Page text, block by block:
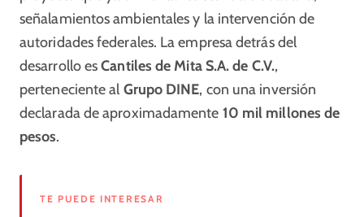
señalamientos ambientales y la intervención de
autoridades federales. La empresa detrás del
desarrollo esCantiles de Mita S.A. de C.V.,
perteneciente al Grupo DINE, con una inversión
declarada de aproximadamente 10 mil millones de
pesos.
TE PUEDE INTERESAR